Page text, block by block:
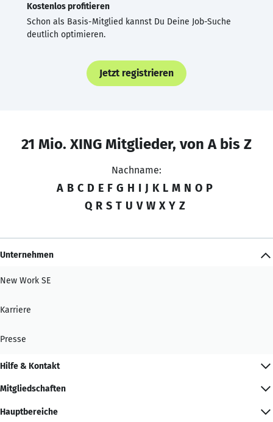
Kostenlos profitieren
Schon als Basis-Mitglied kannst Du Deine Job-Suche
deutlich optimieren.
Jetzt registrieren
21 Mio. XING Mitglieder, von A bis Z
Nachname:
A B C D E F G H I J K L M N O P
Q R S T U V W X Y Z
Unternehmen
New Work SE
Karriere
Presse
Hilfe & Kontakt
Mitgliedschaften
Hauptbereiche